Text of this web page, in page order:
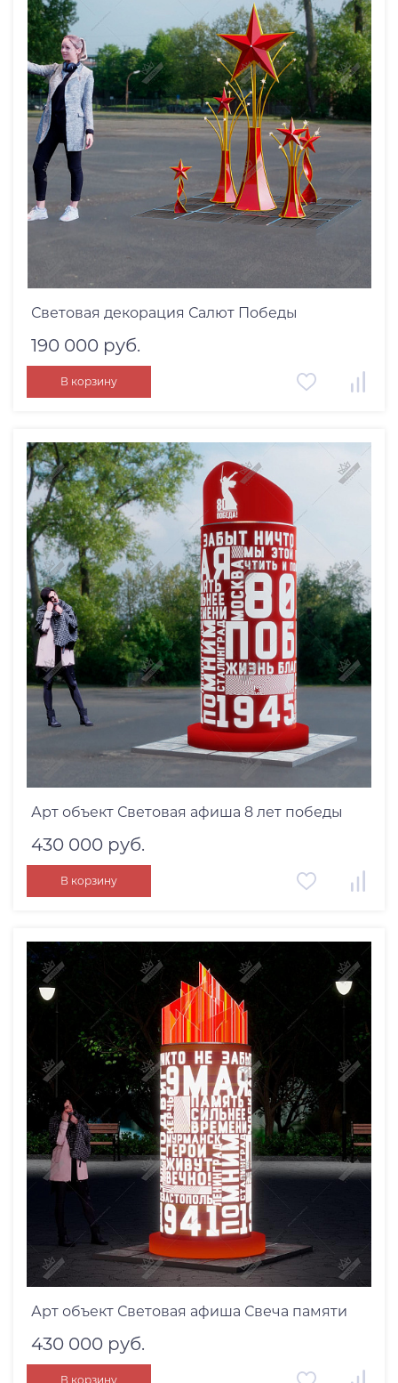
Световая декорация Салют Победы
190 000 руб.
В корзину
Арт объект Световая афиша 8 лет победы
430 000 руб.
В корзину
Арт объект Световая афиша Свеча памяти
430 000 руб.
В корзину